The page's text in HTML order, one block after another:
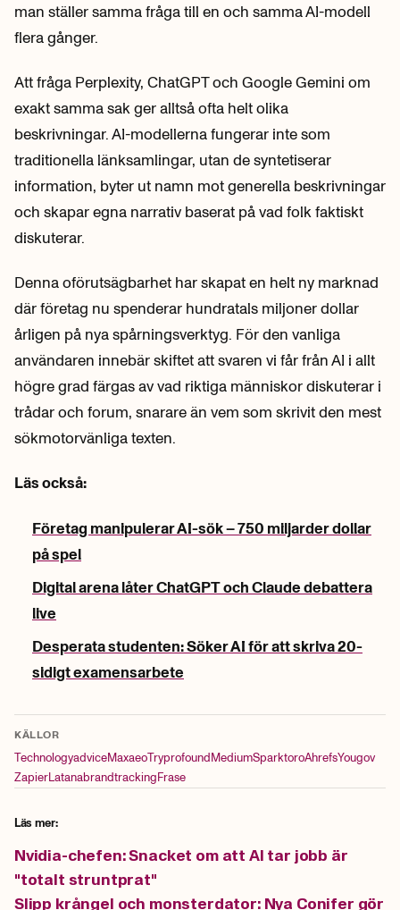
man ställer samma fråga till en och samma AI-modell
flera gånger.
Att fråga Perplexity, ChatGPT och Google Gemini om
exakt samma sak ger alltså ofta helt olika
beskrivningar. AI-modellerna fungerar inte som
traditionella länksamlingar, utan de syntetiserar
information, byter ut namn mot generella beskrivningar
och skapar egna narrativ baserat på vad folk faktiskt
diskuterar.
Denna oförutsägbarhet har skapat en helt ny marknad
där företag nu spenderar hundratals miljoner dollar
årligen på nya spårningsverktyg. För den vanliga
användaren innebär skiftet att svaren vi får från AI i allt
högre grad färgas av vad riktiga människor diskuterar i
trådar och forum, snarare än vem som skrivit den mest
sökmotorvänliga texten.
Läs också:
Företag manipulerar AI-sök – 750 miljarder dollar
på spel
Digital arena låter ChatGPT och Claude debattera
live
Desperata studenten: Söker AI för att skriva 20-
sidigt examensarbete
KÄLLOR
TechnologyadviceMaxaeoTryprofoundMediumSparktoroAhrefsYougov
ZapierLatanabrandtrackingFrase
Läs mer:
Nvidia-chefen: Snacket om att AI tar jobb är
"totalt struntprat"
Slipp krångel och monsterdator: Nya Conifer gör